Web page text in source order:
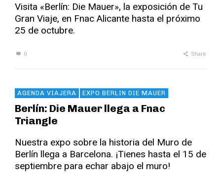
Visita «Berlín: Die Mauer», la exposición de Tu
Gran Viaje, en Fnac Alicante hasta el próximo
25 de octubre.
0 Share
AGENDA VIAJERA EXPO BERLIN DIE MAUER
Berlín: Die Mauer llega a Fnac
Triangle
Nuestra expo sobre la historia del Muro de
Berlín llega a Barcelona. ¡Tienes hasta el 15 de
septiembre para echar abajo el muro!